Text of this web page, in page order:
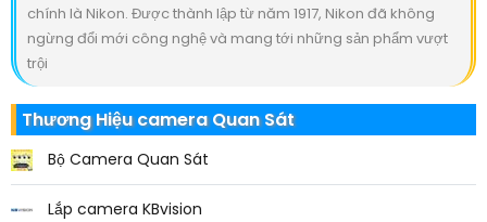
chính là Nikon. Được thành lập từ năm 1917, Nikon đã không
ngừng đổi mới công nghệ và mang tới những sản phẩm vượt
trội
Thương Hiệu camera Quan Sát
Bộ Camera Quan Sát
Lắp camera KBvision